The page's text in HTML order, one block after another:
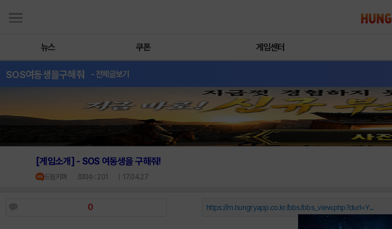
뉴스 쿠폰 게임센터
SOS여동생을구해줘 - 전체글보기
[게임소개] - SOS 여동생을 구해줘!
드림키퍼 조회수 : 201 | 17.04.27
0 https://m.hungryapp.co.kr/bbs/bbs_view.php?durl=Y...